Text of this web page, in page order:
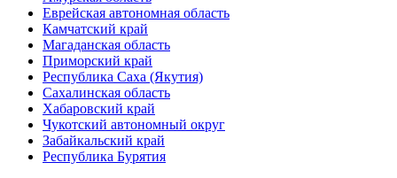
Еврейская автономная область
Камчатский край
Магаданская область
Приморский край
Республика Саха (Якутия)
Сахалинская область
Хабаровский край
Чукотский автономный округ
Забайкальский край
Республика Бурятия